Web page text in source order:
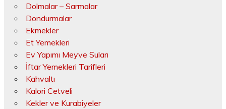
Dolmalar – Sarmalar
Dondurmalar
Ekmekler
Et Yemekleri
Ev Yapımı Meyve Suları
İftar Yemekleri Tarifleri
Kahvaltı
Kalori Cetveli
Kekler ve Kurabiyeler